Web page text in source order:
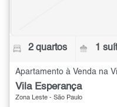
2 quartos 1
Apartamento à Venda na
Vila Esperança
Zona Leste - São Paulo